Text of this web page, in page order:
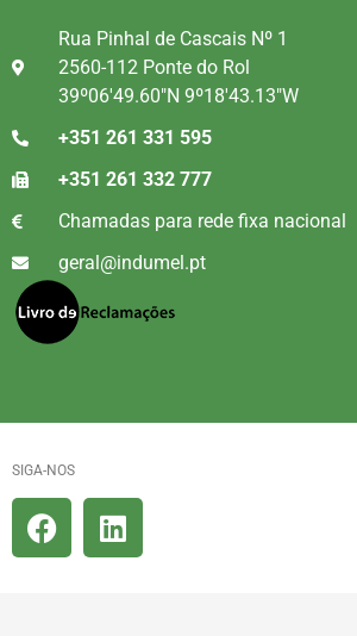
Rua Pinhal de Cascais Nº 1
2560-112 Ponte do Rol
39º06'49.60"N 9º18'43.13"W
+351 261 331 595
+351 261 332 777
Chamadas para rede fixa nacional
geral@indumel.pt
SIGA-NOS